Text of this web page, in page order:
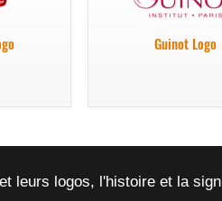
Guinot Logo
leurs logos, l'histoire et la